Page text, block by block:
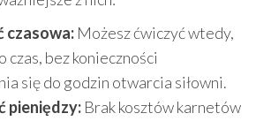
czasowa: Możesz ćwiczyć wtedy,
czas, bez konieczności
się do godzin otwarcia siłowni.
pieniędzy: Brak kosztów karnetów